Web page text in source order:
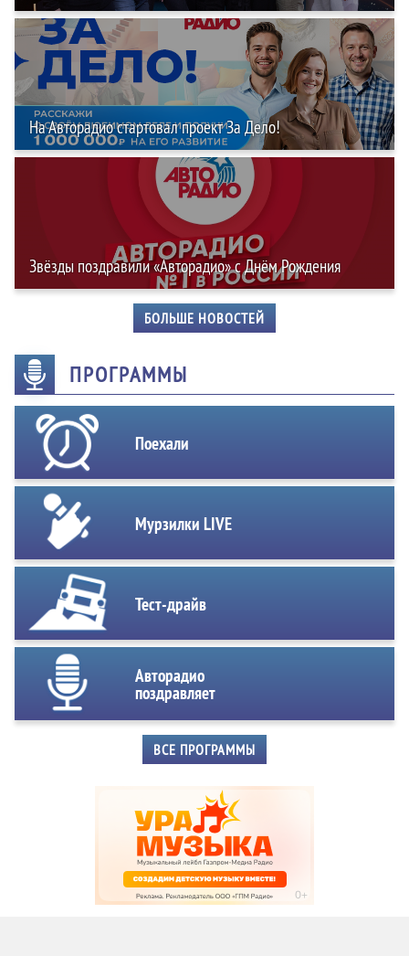
На Авторадио стартовал проект За Дело!
Звёзды поздравили «Авторадио» с Днём Рождения
БОЛЬШЕ НОВОСТЕЙ
ПРОГРАММЫ
Поехали
Мурзилки LIVE
Тест-драйв
Авторадио
поздравляет
ВСЕ ПРОГРАММЫ